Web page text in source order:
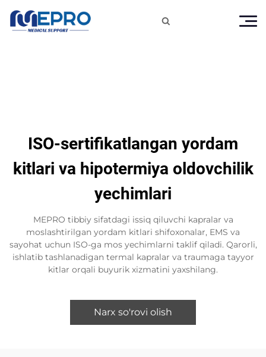

ISO-sertifikatlangan yordam
kitlari va hipotermiya oldovchilik
yechimlari
MEPRO tibbiy sifatdagi issiq qiluvchi kapralar va
moslashtirilgan yordam kitlari shifoxonalar, EMS va
sayohat uchun ISO-ga mos yechimlarni taklif qiladi. Qarorli,
ishlatib tashlanadigan termal kapralar va traumaga tayyor
kitlar orqali buyurik xizmatini yaxshilang.
Narx so'rovi olish